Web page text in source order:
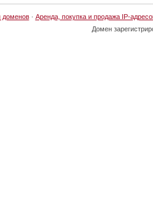
доменов· Аренда, покупка и продажа IP-
Домен